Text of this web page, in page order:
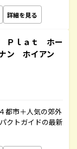
詳細を見る
Ｐｌａｔ ホー
ン ホイアン
都市＋人気の郊外
クトガイドの最新